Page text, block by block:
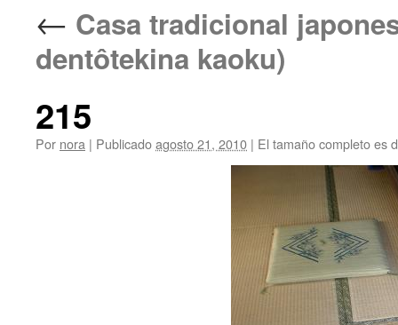
← Casa tradicional
dentôtekina kaoku)
215
Por nora | Publicadoagosto 21, 2010 | El tamaño completo es